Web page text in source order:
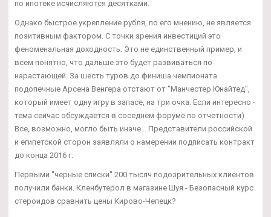
по ипотеке исчисляются десятками.
Однако быстрое укрепление рубля, по его мнению, не является
позитивным фактором. С точки зрения инвестиций это
феноменальная доходность. Это не единственный пример, и
всем понятно, что дальше это будет развиваться по
нарастающей. За шесть туров до финиша чемпионата
подопечные Арсена Венгера отстают от "Манчестер Юнайтед",
который имеет одну игру в запасе, на три очка. Если интересно -
тема сейчас обсуждается в соседнем форуме по отчетности)
Все, возможно, могло быть иначе... Представители российской
и египетской сторон заявляли о намерении подписать контракт
до конца 2016 г.
Первыми "черные списки" 200 тысяч подозрительных клиентов
получили банки. Кленбутерол в магазине Шуя - Безопасный курс
стероидов сравнить цены Кирово-Чепецк?